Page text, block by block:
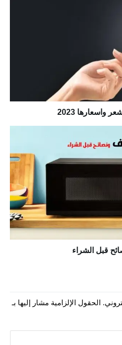
واسعارها 2023
قبل الشراء
الحقول الإلزامية مشار إليها بـ